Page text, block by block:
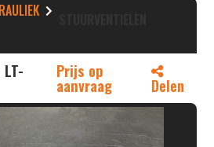
Prijs op
aanvraag Delen